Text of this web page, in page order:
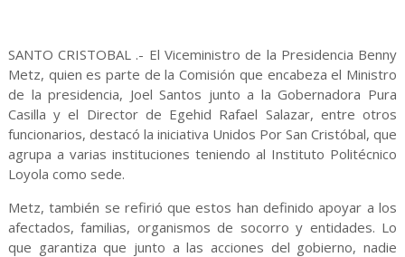
SANTO CRISTOBAL .- El Viceministro de la Presidencia Benny
Metz, quien es parte de la Comisión que encabeza el Ministro
de la presidencia, Joel Santos junto a la Gobernadora Pura
Casilla y el Director de Egehid Rafael Salazar, entre otros
funcionarios, destacó la iniciativa Unidos Por San Cristóbal, que
agrupa a varias instituciones teniendo al Instituto Politécnico
Loyola como sede.
Metz, también se refirió que estos han definido apoyar a los
afectados, familias, organismos de socorro y entidades. Lo
que garantiza que junto a las acciones del gobierno, nadie